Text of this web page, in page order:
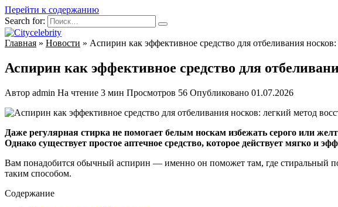
Перейти к содержанию
Search for:
Главная » Новости » Аспирин как эффективное средство для отбеливания
Аспирин как эффективное средство для
Автор admin На чтение 3 мин Просмотров 56 Опубликовано 01.07.2026
Даже регулярная стирка не помогает белым носкам избежать серого или
Однако существует простое аптечное средство, которое действует мягко и
Вам понадобится обычный аспирин — именно он поможет там, где стиральный
таким способом.
Содержание